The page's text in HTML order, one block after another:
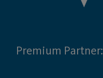
Premium Partner: